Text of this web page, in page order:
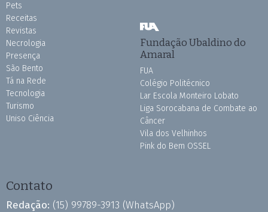
Pets
Receitas
Revistas
Necrologia
Presença
São Bento
Tá na Rede
Tecnologia
Turismo
Uniso Ciência
Fundação Ubaldino do
Amaral
FUA
Colégio Politécnico
Lar Escola Monteiro Lobato
Liga Sorocabana de Combate ao
Câncer
Vila dos Velhinhos
Pink do Bem OSSEL
Contato
Redação: (15) 99789-3913 (WhatsApp)